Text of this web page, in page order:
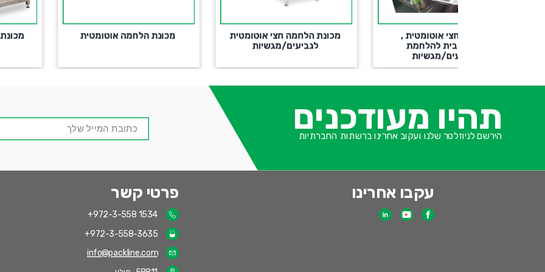
מכונת הלחמה חצי אוטומטית
לגביעים/מגשיות
מכונת הלחמה אוטומטית מכונת מילוי ואטימה לשקיות
תהיו מעודכנים
הירשם לניוזלטר שלנו ועקוב אחרינו ברשתות החברתיות
עקבו אחרינו פרטי קשר
+972-3-558 1534
+972-3-558-3635
info@packline.com